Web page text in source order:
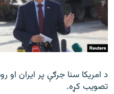
د امریکا سنا جرګې پر ایران او
تصویب کړه.